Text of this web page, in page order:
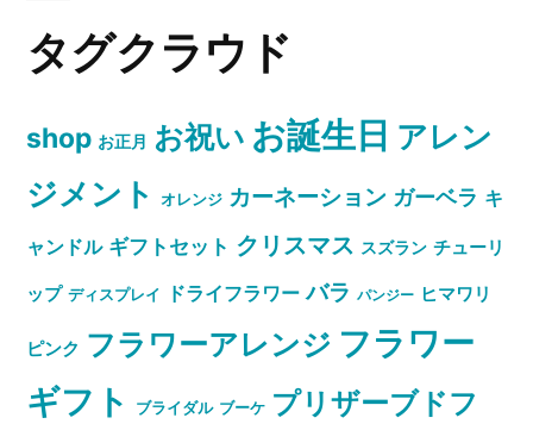
タグクラウド
shop お正月 お祝い お誕生日 アレン
ジメント
オレンジ カーネーション ガーベラ キ
ャンドル ギフトセット クリスマス スズラン チューリ
ップ ディスプレイ ドライフラワー バラ パンジー ヒマワリ
ピンク フラワーアレンジ フラワー
ギフト
ブライダル ブーケ プリザーブドフ